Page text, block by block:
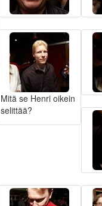
Mitä se Henri oikein
selittää?